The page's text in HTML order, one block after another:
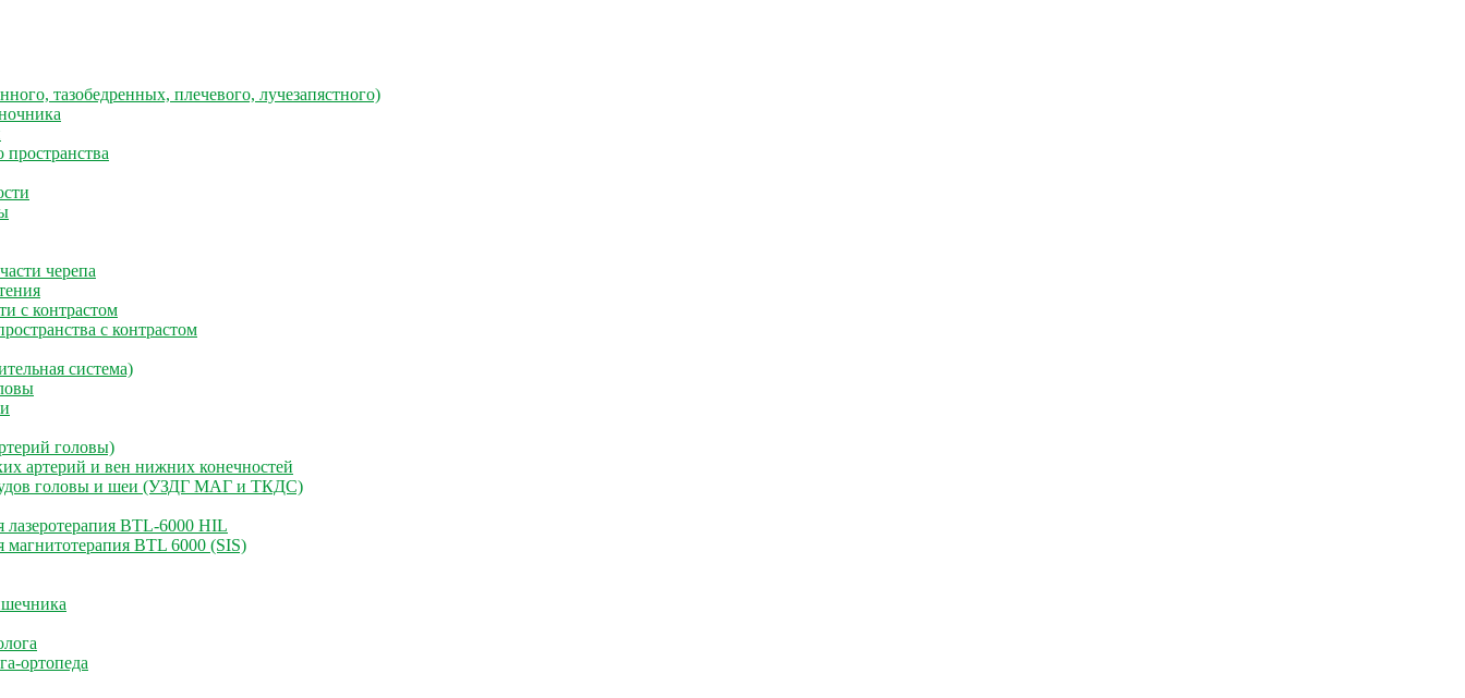
тазобедренных, плечевого, лучезапястного)
черепа
с контрастом
с контрастом
система)
головы)
артерий и вен нижних конечностей
головы и шеи (УЗДГ МАГ и ТКДС)
лазеротерапия BTL-6000 HIL
магнитотерапия BTL 6000 (SIS)
ортопеда